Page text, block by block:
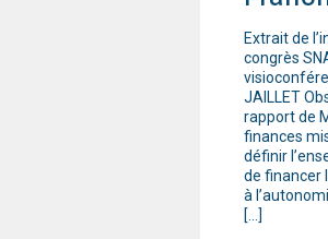
Extrait de
congrès
JAILLET
rapport de
finances
définir
de financer
à
[…]